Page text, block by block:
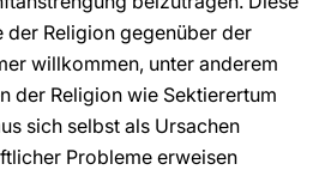
der Religion gegenüber der
willkommen, unter anderem
der Religion wie Sektierertum
sich selbst als Ursachen
Probleme erweisen